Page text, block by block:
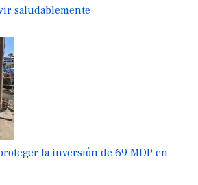
saludablemente
la inversión de 69 MDP en